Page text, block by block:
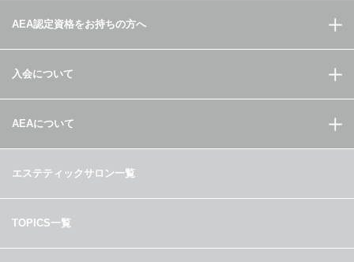
AEA認定資格をお持ちの方へ
入会について
AEAについて
エステティックサロン一覧
TOPICS一覧